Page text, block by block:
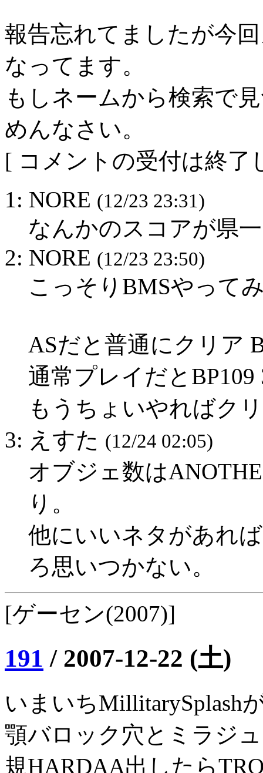
報告忘れてましたが今
なってます。
もしネームから検索で
めんなさい。
[ コメントの受付は終了
1: NORE (12/23 23:31)
なんかのスコアが県
2: NORE (12/23 23:50)
こっそりBMSやって
ASだと普通にクリア
通常プレイだとBP109
もうちょいやればク
3: えすた (12/24 02:05)
オブジェ数は
り。
他にいいネタがあれ
ろ思いつかない。
[ゲーセン(2007)]
191 / 2007-12-22 (土)
いまいちMillitarySplash
顎バロック穴とミラジ
規HARDAA出したら